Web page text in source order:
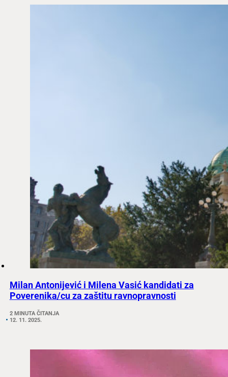
Milan Antonijević i Milena Vasić kandidati za
Poverenika/cu za zaštitu ravnopravnosti
2 MINUTA ČITANJA
12. 11. 2025.